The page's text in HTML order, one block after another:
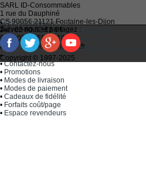
SARL ID-Consommables
1 rue du Dauphiné
CS 90056 21121Fontaine-les-Dijon
Tel :03 80 52 63 64
Fax :03 80 58 81 10
Email : idc@imprimantes.fr
•Qui sommes-nous ?
•Recycler ses cartouches usagées
• Bien choisir ses cartouches d'encre
•
Conditions générales de vente
•Plan du site
•Contactez-nous
• Promotions
• Modes de livraison
• Modes de paiement
• Cadeaux de fidélité
• Forfaits coût/page
• Espace revendeurs
Suivez-nous et partagez :
Consent Preferences
Copyright © 1997-2025